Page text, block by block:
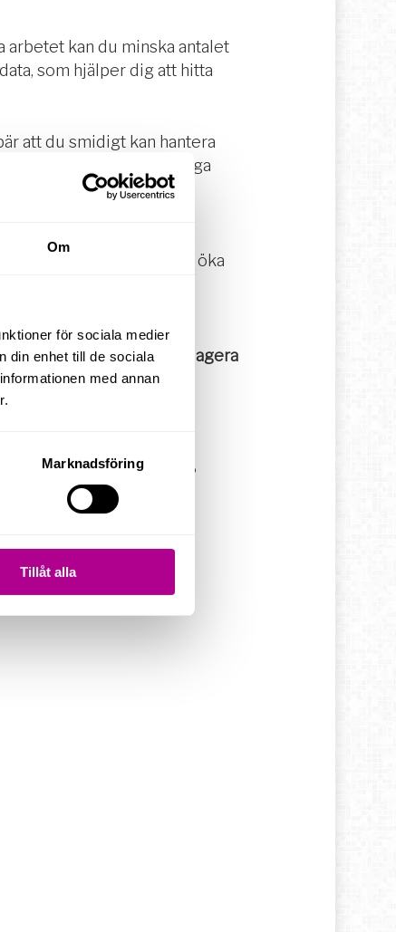
Om
för sociala medier
din enhet till de sociala
med annan
Marknadsföring
Tillåt alla
kan du minska antalet
som hjälper dig att hitta
att du smidigt kan hantera
senaste och mest pålitliga
och aktuella
och på sikt öka
och skapar fler
beslut och snabbt agera
prospekteringsarbetet?